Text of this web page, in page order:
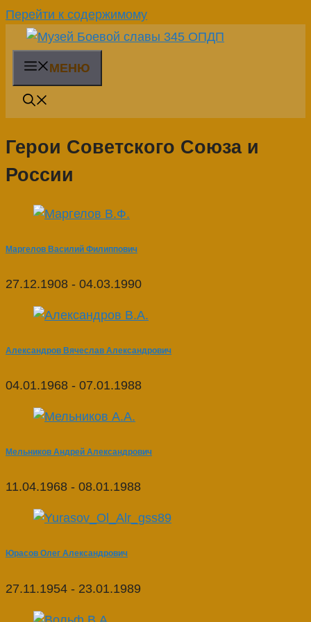
Перейти к содержимому
МЕНЮ
Герои Советского Союза и
России
Маргелов Василий Филиппович
27.12.1908 - 04.03.1990
Александров Вячеслав Александрович
04.01.1968 - 07.01.1988
Мельников Андрей Александрович
11.04.1968 - 08.01.1988
Юрасов Олег Александрович
27.11.1954 - 23.01.1989